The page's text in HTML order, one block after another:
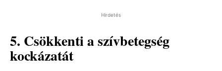
Hirdetés
5. Csökkenti a szívbetegség
kockázatát